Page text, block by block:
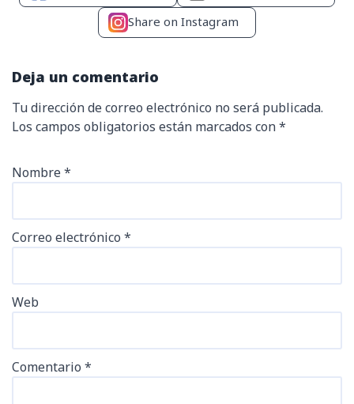
Share on Instagram
Deja un comentario
Tu dirección de correo electrónico no será publicada.
Los campos obligatorios están marcados con*
Nombre*
Correo electrónico *
Web
Comentario *